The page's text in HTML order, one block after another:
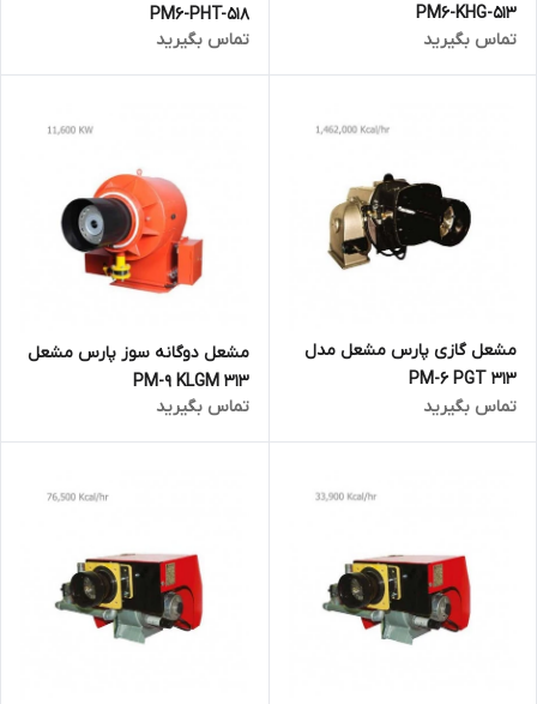
PM6-KHG-513
تماس بگیرید
PM6-PHT-518
تماس بگیرید
مشعل گازی پارس مشعل مدل
PM-6 PGT 313
تماس بگیرید
مشعل دوگانه سوز پارس مشعل
PM-9 KLGM 313
تماس بگیرید